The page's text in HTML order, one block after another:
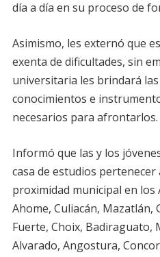
día a día en su proceso de
Asimismo, les externó que
exenta de dificultades, sin
universitaria les brindará
conocimientos e
necesarios para afrontarlos.
Informó que las y los
casa de estudios
proximidad municipal en los
Ahome, Culiacán, Mazatlán,
Fuerte, Choix, Badiraguato,
Alvarado, Angostura,